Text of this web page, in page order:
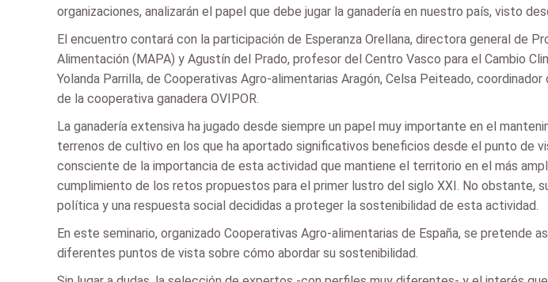
organizaciones, analizarán el papel que debe jugar la ganadería en nuestro país, visto
El encuentro contará con la participación de Esperanza Orellana, directora general de
Alimentación (MAPA) y Agustín del Prado, profesor del Centro Vasco para el Cambio
Yolanda Parrilla, de Cooperativas Agro-alimentarias Aragón, Celsa Peiteado,
de la cooperativa ganadera OVIPOR.
La ganadería extensiva ha jugado desde siempre un papel muy importante en el
terrenos de cultivo en los que ha aportado significativos beneficios desde el punto de
consciente de la importancia de esta actividad que mantiene el territorio en el más
cumplimiento de los retos propuestos para el primer lustro del siglo XXI. No obstante,
política y una respuesta social decididas a proteger la sostenibilidad de esta actividad.
En este seminario, organizado Cooperativas Agro-alimentarias de España, se pretende
diferentes puntos de vista sobre cómo abordar su sostenibilidad.